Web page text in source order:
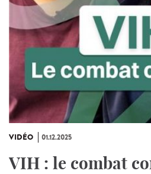
VIDÉO 01.12.2025
VIH : le combat